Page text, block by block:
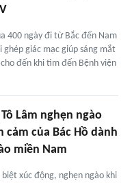
400 ngày đi từ Bắc đến Nam
giác mạc giúp sáng mắt
đến khi tìm đến Bệnh viện
Lâm nghẹn ngào
cảm của Bác Hồ dành
miền Nam
xúc động, nghẹn ngào khi